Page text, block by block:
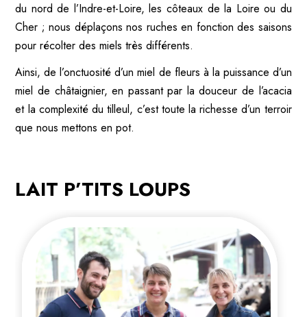
du nord de l’Indre-et-Loire, les côteaux de la Loire ou du
Cher ; nous déplaçons nos ruches en fonction des saisons
pour récolter des miels très différents.
Ainsi, de l’onctuosité d’un miel de fleurs à la puissance d’un
miel de châtaignier, en passant par la douceur de l’acacia
et la complexité du tilleul, c’est toute la richesse d’un terroir
que nous mettons en pot.
LAIT P’TITS LOUPS